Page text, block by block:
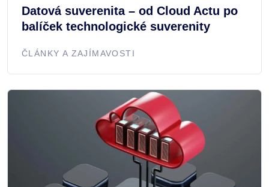
Datová suverenita – od Cloud Actu po
balíček technologické suverenity
ČLÁNKY A ZAJÍMAVOSTI